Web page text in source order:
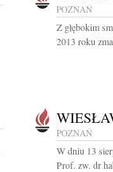
POZNAŃ
Z głębokim
2013 roku
POZNAŃ
W dniu 13
Prof. zw. dr